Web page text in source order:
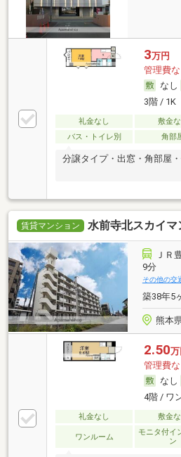
3万円
管理費な
なし
3階 / 1K
礼金なし 敷金
バス・トイレ別
角部
分譲タイプ・出窓・角部屋
賃貸マンション 水前寺北スカイマ
ＪＲ
9分
その他の交
築38年5
熊本
2.50万
管理費な
なし
4階 / ワ
礼金なし 敷金
ワンルーム
モニタ付イ
ン